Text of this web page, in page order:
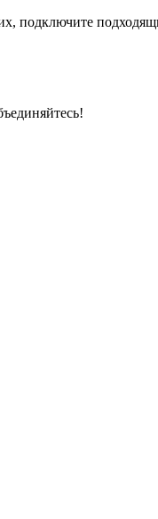
подключите